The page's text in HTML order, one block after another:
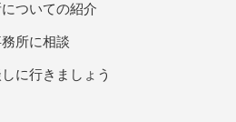
ついての紹介
所に相談
に行きましょう